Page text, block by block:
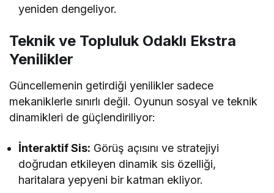
yeniden dengeliyor.
Teknik ve Topluluk Odaklı Ekstra
Yenilikler
Güncellemenin getirdiği yenilikler sadece
mekaniklerle sınırlı değil. Oyunun sosyal ve teknik
dinamikleri de güçlendiriliyor:
İnteraktif Sis: Görüş açısını ve stratejiyi
doğrudan etkileyen dinamik sis özelliği,
haritalara yepyeni bir katman ekliyor.